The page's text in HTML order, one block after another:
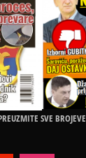
SVE BROJEVE